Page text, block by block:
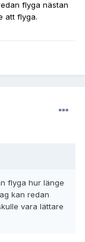
flyga nästan
att flyga.
flyga hur länge
kan redan
vara lättare